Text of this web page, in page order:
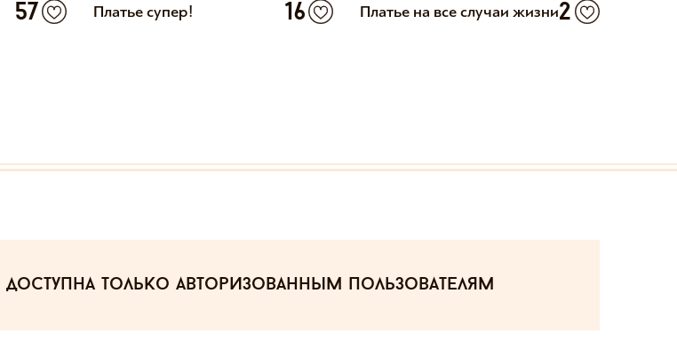
57 Платье супер! 16 Платье на все случаи жизни2
доступна только авторизованным пользователям